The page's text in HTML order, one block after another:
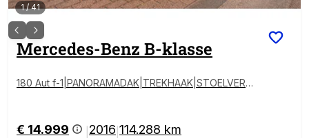
1/41
Mercedes-Benz B-klasse
180 Aut f-1|PANORAMADAK|TREKHAAK|STOELVERW
€ 14.999 2016 114.288 km